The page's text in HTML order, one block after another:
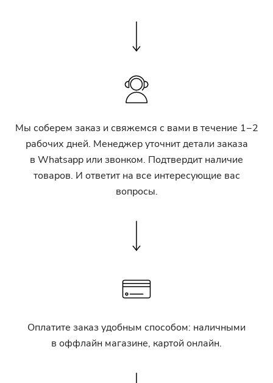
Мы соберем заказ и свяжемся с вами в течение 1−2
рабочих дней. Менеджер уточнит детали заказа
в Whatsapp или звонком. Подтвердит наличие
товаров. И ответит на все интересующие вас
вопросы.
Оплатите заказ удобным способом: наличными
в оффлайн магазине, картой онлайн.